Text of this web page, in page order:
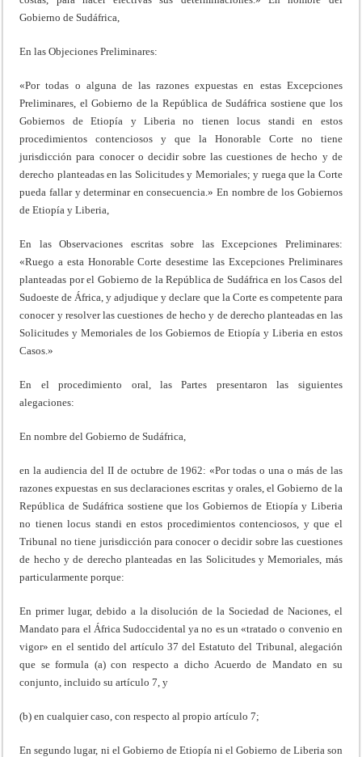
Gobierno de Sudáfrica,
En las Objeciones Preliminares:
«Por todas o alguna de las razones expuestas en estas Excepciones
Preliminares, el Gobierno de la República de Sudáfrica sostiene que los
Gobiernos de Etiopía y Liberia no tienen locus standi en estos
procedimientos contenciosos y que la Honorable Corte no tiene
jurisdicción para conocer o decidir sobre las cuestiones de hecho y de
derecho planteadas en las Solicitudes y Memoriales; y ruega que la Corte
pueda fallar y determinar en consecuencia.» En nombre de los Gobiernos
de Etiopía y Liberia,
En las Observaciones escritas sobre las Excepciones Preliminares:
«Ruego a esta Honorable Corte desestime las Excepciones Preliminares
planteadas por el Gobierno de la República de Sudáfrica en los Casos del
Sudoeste de África, y adjudique y declare que la Corte es competente para
conocer y resolver las cuestiones de hecho y de derecho planteadas en las
Solicitudes y Memoriales de los Gobiernos de Etiopía y Liberia en estos
Casos.»
En el procedimiento oral, las Partes presentaron las siguientes
alegaciones:
En nombre del Gobierno de Sudáfrica,
en la audiencia del II de octubre de 1962: «Por todas o una o más de las
razones expuestas en sus declaraciones escritas y orales, el Gobierno de la
República de Sudáfrica sostiene que los Gobiernos de Etiopía y Liberia
no tienen locus standi en estos procedimientos contenciosos, y que el
Tribunal no tiene jurisdicción para conocer o decidir sobre las cuestiones
de hecho y de derecho planteadas en las Solicitudes y Memoriales, más
particularmente porque:
En primer lugar, debido a la disolución de la Sociedad de Naciones, el
Mandato para el África Sudoccidental ya no es un «tratado o convenio en
vigor» en el sentido del artículo 37 del Estatuto del Tribunal, alegación
que se formula (a) con respecto a dicho Acuerdo de Mandato en su
conjunto, incluido su artículo 7, y
(b) en cualquier caso, con respecto al propio artículo 7;
En segundo lugar, ni el Gobierno de Etiopía ni el Gobierno de Liberia son